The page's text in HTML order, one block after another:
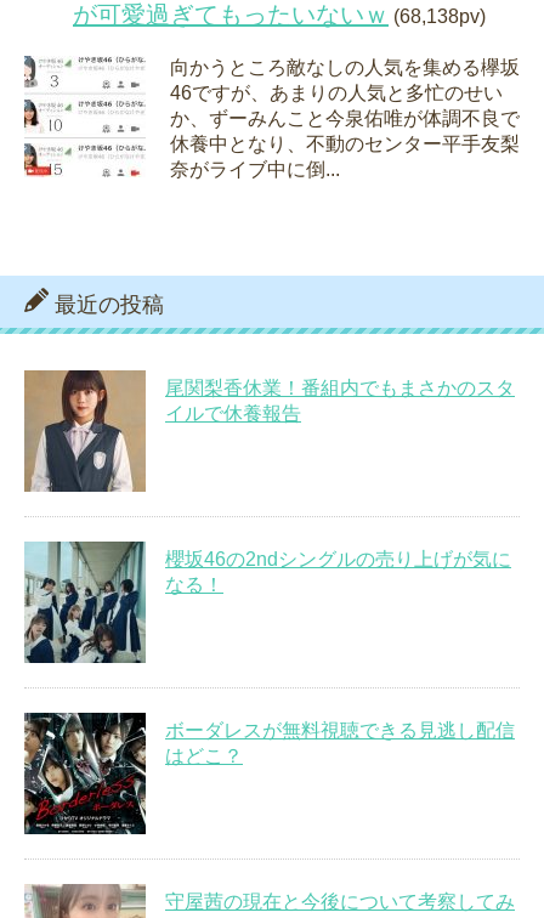
が可愛過ぎてもったいないｗ (68,138pv)
向かうところ敵なしの人気を集める欅坂
46ですが、あまりの人気と多忙のせい
か、ずーみんこと今泉佑唯が体調不良で
休養中となり、不動のセンター平手友梨
奈がライブ中に倒...
最近の投稿
尾関梨香休業！番組内でもまさかのスタ
イルで休養報告
櫻坂46の2ndシングルの売り上げが気に
なる！
ボーダレスが無料視聴できる見逃し配信
はどこ？
守屋茜の現在と今後について考察してみ